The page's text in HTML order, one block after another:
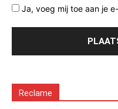
Ja, voeg mij toe aan je
Reclame